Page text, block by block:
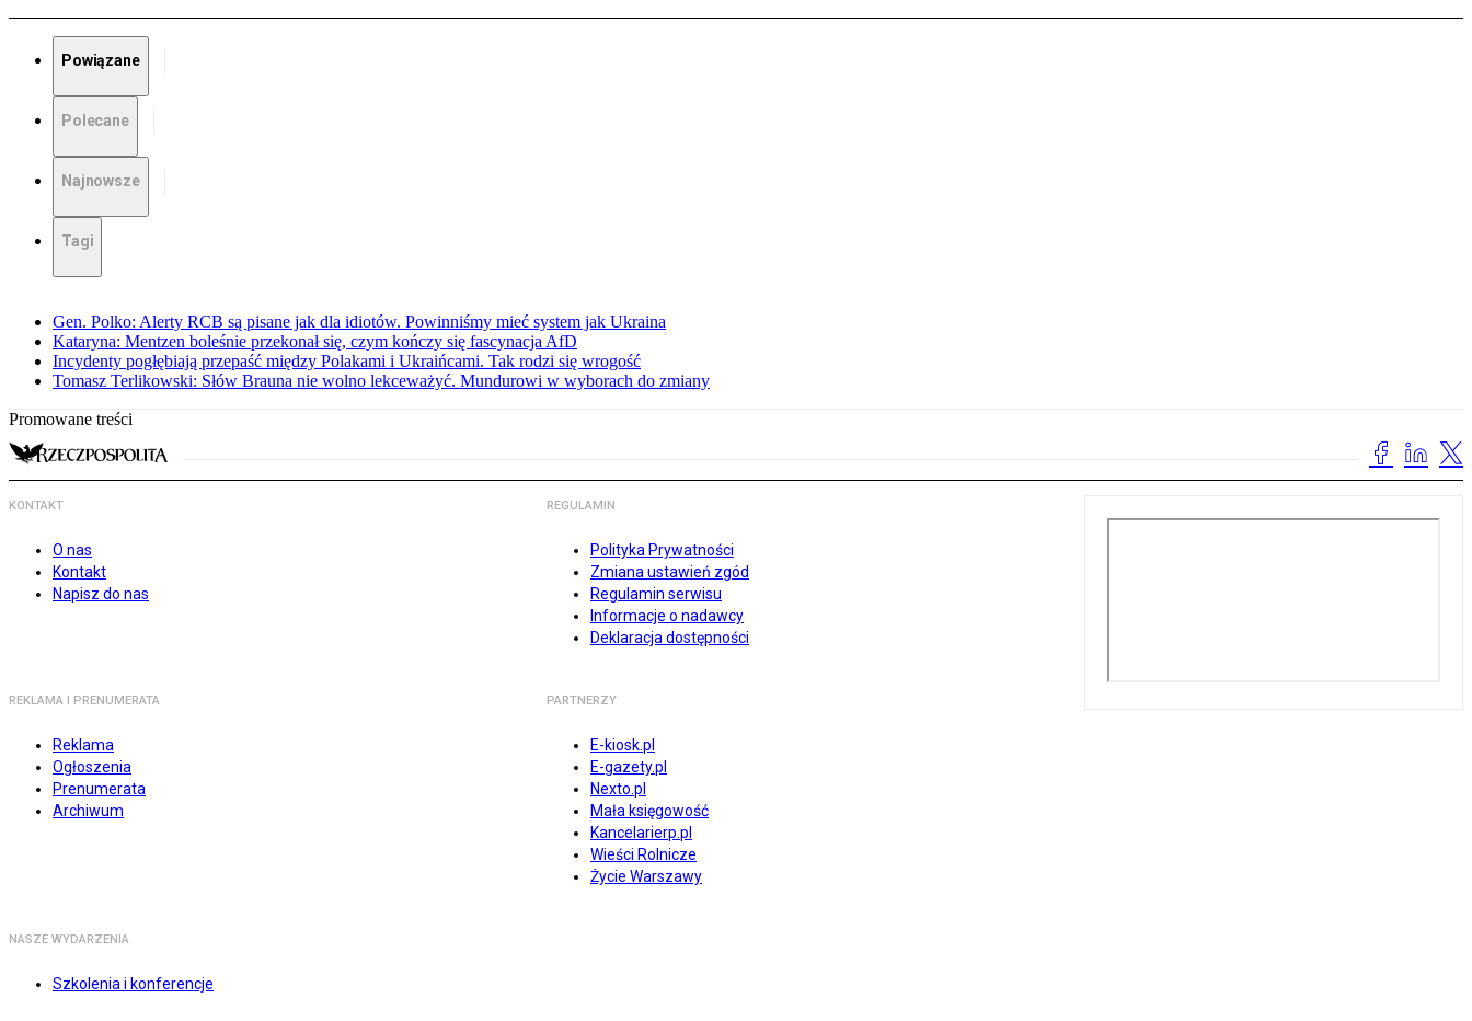
Powiązane
Polecane
Najnowsze
Tagi
Gen. Polko: Alerty RCB są pisane jak dla idiotów. Powinniśmy mieć system jak Ukraina
Kataryna: Mentzen boleśnie przekonał się, czym kończy się fascynacja AfD
Incydenty pogłębiają przepaść między Polakami i Ukraińcami. Tak rodzi się wrogość
Tomasz Terlikowski: Słów Brauna nie wolno lekceważyć. Mundurowi w wyborach do zmiany
Promowane treści
KONTAKT
O nas
Kontakt
Napisz do nas
REGULAMIN
Polityka Prywatności
Zmiana ustawień zgód
Regulamin serwisu
Informacje o nadawcy
Deklaracja dostępności
REKLAMA I PRENUMERATA
Reklama
Ogłoszenia
Prenumerata
Archiwum
PARTNERZY
E-kiosk.pl
E-gazety.pl
Nexto.pl
Mała księgowość
Kancelarierp.pl
Wieści Rolnicze
Życie Warszawy
NASZE WYDARZENIA
Szkolenia i konferencje